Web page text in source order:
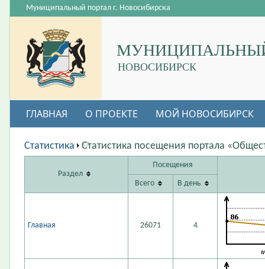
НОВОСИБИРСК
Муниципальный портал г. Новосибирска
ГЛАВНАЯ О ПРОЕКТЕ МОЙ НОВОСИБИРСК
ВАКАНСИИ
Статистика Статистика посещения портала
Раздел
Посещения
Всего В день
Главная 26071 4